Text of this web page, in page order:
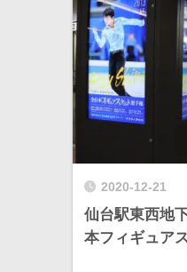
2020-12-21
仙台駅東西地
本フィギュア